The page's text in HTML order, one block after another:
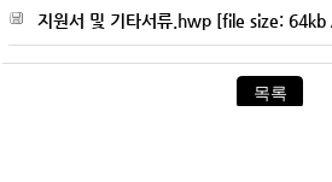
지원서 및 기타서류.hwp [file size:
목록